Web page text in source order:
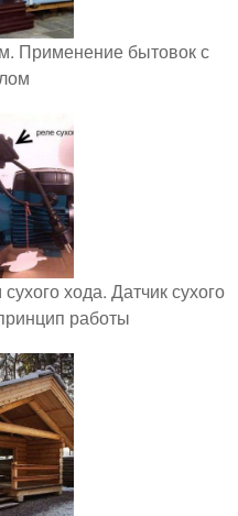
Применение бытовок с
хода. Датчик сухого
работы